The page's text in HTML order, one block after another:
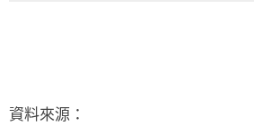
資料來源：